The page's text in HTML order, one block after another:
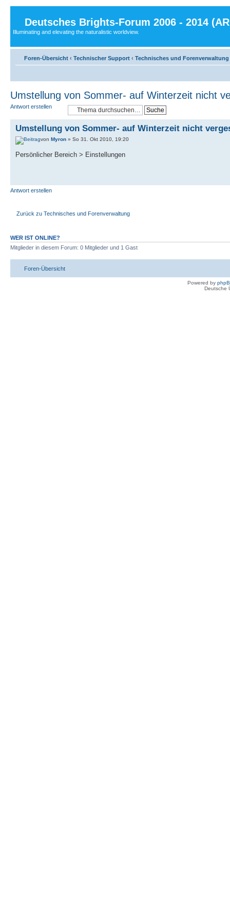
Deutsches Brights-Forum 2006 - 2014
Illuminating and elevating the naturalistic worldview.
Foren-Übersicht ‹ Technischer Support ‹ Technisches und Forenverwaltung
Umstellung von Sommer- auf Winterzeit nicht
Antwort erstellen
Umstellung von Sommer- auf Winterzeit nicht
von Myron » So 31. Okt 2010, 19:20
Persönlicher Bereich > Einstellungen
Antwort erstellen
Zurück zu Technisches und Forenverwaltung
WER IST ONLINE?
Mitglieder in diesem Forum: 0 Mitglieder und 1 Gast
Foren-Übersicht
Powered by
Deutsche